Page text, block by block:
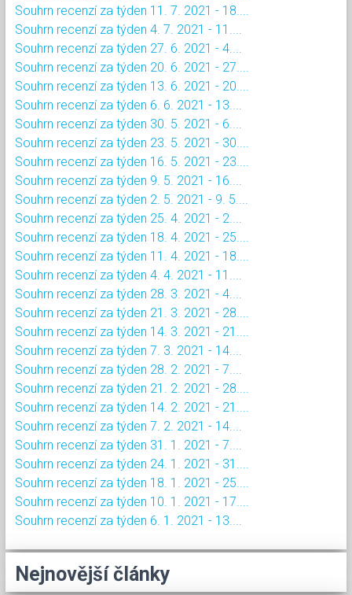
Souhrn recenzí za týden 11. 7. 2021 - 18....
Souhrn recenzí za týden 4. 7. 2021 - 11....
Souhrn recenzí za týden 27. 6. 2021 - 4....
Souhrn recenzí za týden 20. 6. 2021 - 27....
Souhrn recenzí za týden 13. 6. 2021 - 20....
Souhrn recenzí za týden 6. 6. 2021 - 13....
Souhrn recenzí za týden 30. 5. 2021 - 6....
Souhrn recenzí za týden 23. 5. 2021 - 30....
Souhrn recenzí za týden 16. 5. 2021 - 23....
Souhrn recenzí za týden 9. 5. 2021 - 16....
Souhrn recenzí za týden 2. 5. 2021 - 9. 5....
Souhrn recenzí za týden 25. 4. 2021 - 2....
Souhrn recenzí za týden 18. 4. 2021 - 25....
Souhrn recenzí za týden 11. 4. 2021 - 18....
Souhrn recenzí za týden 4. 4. 2021 - 11....
Souhrn recenzí za týden 28. 3. 2021 - 4....
Souhrn recenzí za týden 21. 3. 2021 - 28....
Souhrn recenzí za týden 14. 3. 2021 - 21....
Souhrn recenzí za týden 7. 3. 2021 - 14....
Souhrn recenzí za týden 28. 2. 2021 - 7....
Souhrn recenzí za týden 21. 2. 2021 - 28....
Souhrn recenzí za týden 14. 2. 2021 - 21....
Souhrn recenzí za týden 7. 2. 2021 - 14....
Souhrn recenzí za týden 31. 1. 2021 - 7....
Souhrn recenzí za týden 24. 1. 2021 - 31....
Souhrn recenzí za týden 18. 1. 2021 - 25....
Souhrn recenzí za týden 10. 1. 2021 - 17....
Souhrn recenzí za týden 6. 1. 2021 - 13....
Nejnovější články